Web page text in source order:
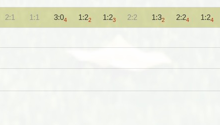
2:1 1:1 3:04 1:22 1:23 2:2 1:32 2:24 1:24